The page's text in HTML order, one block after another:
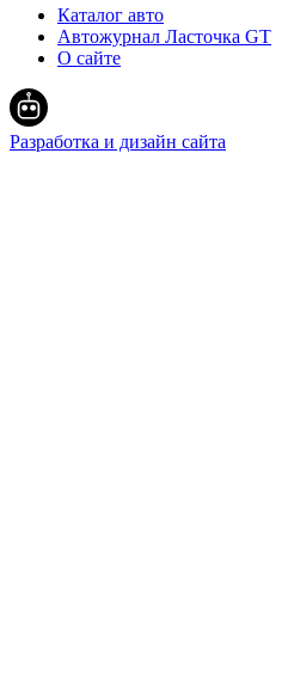
Каталог авто
Автожурнал Ласточка GT
О сайте
Разработка и дизайн сайта